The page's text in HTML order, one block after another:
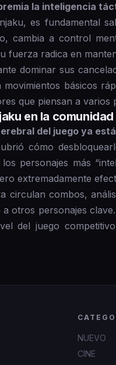
la inteligencia
es fundamental
cambia a control
fuerza radica en
dominar sus
movimientos básicos
que piensan a varios
en la
del juego ya
cómo
personajes más
extremadamente
circulan combos,
a otros personajes
del juego
NUEVO
CINE